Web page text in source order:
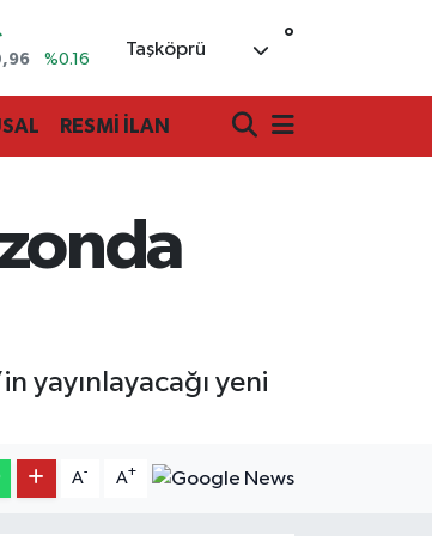
%0.06
%0.2
Taşköprü °
RESMİ İLAN
yayınlayacağı yeni
A- A+